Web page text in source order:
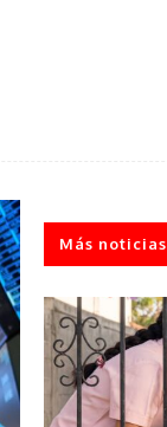
Más noticias